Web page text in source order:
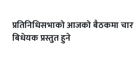
प्रतिनिधिसभाको आजको बैठकमा चार
बिधेयक प्रस्तुत हुने